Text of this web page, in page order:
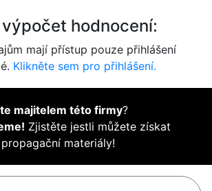
hodnocení:
mají přístup pouze přihlášení
Klikněte sem pro přihlášení.
majitelem této firmy?
Zjistěte jestli můžete získat
propagační materiály!